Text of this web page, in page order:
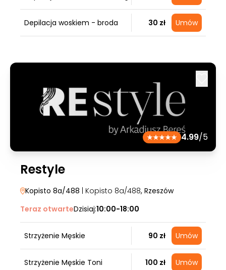
Depilacja woskiem - broda 30 zł Umów
4.99/5
Restyle
Kopisto 8a/488 | Kopisto 8a/488, Rzeszów
Teraz otwarteDzisiaj:10:00-18:00
Strzyżenie Męskie 90 zł Umów
Strzyżenie Męskie Toni 100 zł Umów